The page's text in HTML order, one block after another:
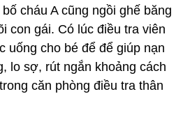
cháu A cũng ngồi ghế băng
con gái. Có lúc điều tra viên
uống cho bé để để giúp nạn
lo sợ, rút ngắn khoảng cách
căn phòng điều tra thân